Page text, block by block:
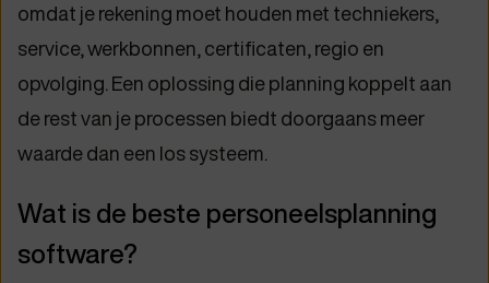
omdat je rekening moet houden met techniekers,
service, werkbonnen, certificaten, regio en
opvolging. Een oplossing die planning koppelt aan
de rest van je processen biedt doorgaans meer
waarde dan een los systeem.
Wat is de beste personeelsplanning
software?